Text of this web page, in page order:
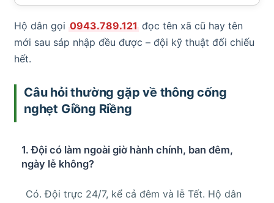
Hộ dân gọi 0943.789.121 đọc tên xã cũ hay tên
mới sau sáp nhập đều được – đội kỹ thuật đối chiếu
hết.
Câu hỏi thường gặp về thông cống
nghẹt Giồng Riềng
1. Đội có làm ngoài giờ hành chính, ban đêm,
ngày lễ không?
Có. Đội trực 24/7, kể cả đêm và lễ Tết. Hộ dân